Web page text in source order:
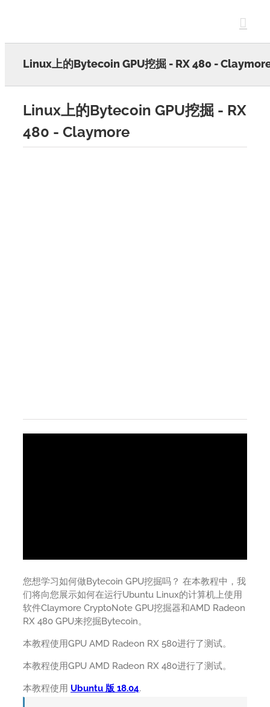
Linux上的Bytecoin GPU挖掘 - RX 480 -
Linux上的Bytecoin GPU挖掘 - RX
480 - Claymore
您想学习如何做Bytecoin GPU挖掘吗？ 在本教程中，我
们将向您展示如何在运行Ubuntu Linux的计算机上使用
软件Claymore CryptoNote GPU挖掘器和AMD Radeon
RX 480 GPU来挖掘Bytecoin。
本教程使用GPU AMD Radeon RX 580进行了测试。
本教程使用GPU AMD Radeon RX 480进行了测试。
本教程使用 Ubuntu 版 18.04.